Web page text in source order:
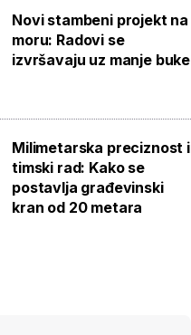
Novi stambeni projekt na
moru: Radovi se
izvršavaju uz manje buke
Milimetarska preciznost i
timski rad: Kako se
postavlja građevinski
kran od 20 metara